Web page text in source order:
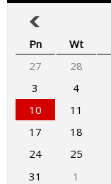
Pn
Wt
27
28
3
4
10
11
17
18
24
25
31
1